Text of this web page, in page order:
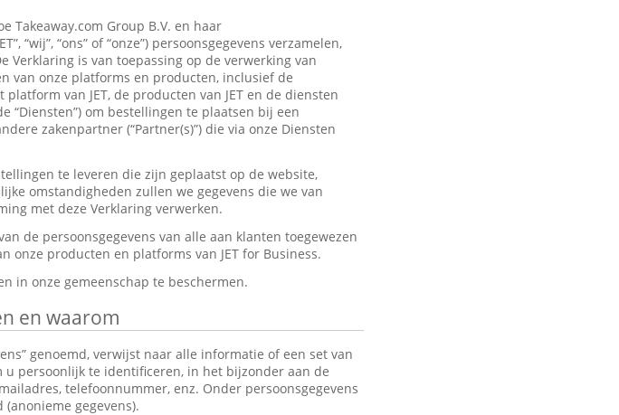
Takeaway.com Group B.V. en haar
“wij”, “ons” of “onze”) persoonsgegevens verzamelen,
Verklaring is van toepassing op de verwerking van
van onze platforms en producten, inclusief de
van JET, de producten van JET en de diensten
“Diensten”) om bestellingen te plaatsen bij een
zakenpartner (“Partner(s)”) die via onze Diensten
te leveren die zijn geplaatst op de website,
omstandigheden zullen we gegevens die we van
met deze Verklaring verwerken.
de persoonsgegevens van alle aan klanten toegewezen
onze producten en platforms van JET for Business.
in onze gemeenschap te beschermen.
en waarom
genoemd, verwijst naar alle informatie of een set van
persoonlijk te identificeren, in het bijzonder aan de
telefoonnummer, enz. Onder persoonsgegevens
gegevens).